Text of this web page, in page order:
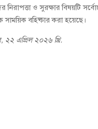
নিরাপত্তা ও সুরক্ষার বিষয়টি
সাময়িক বহিষ্কার করা হয়েছে।
২২ এপ্রিল ২০২৬ খ্রি.